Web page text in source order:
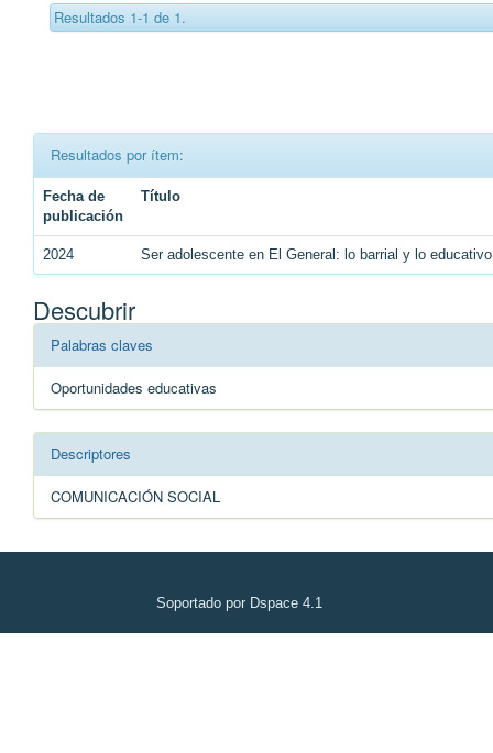
Resultados 1-1 de 1.
Resultados por ítem:
Fecha de
publicación
Título
2024 Ser adolescente en El General: lo barrial y lo
Descubrir
Palabras claves
Oportunidades educativas
Descriptores
COMUNICACIÓN SOCIAL
Soportado por Dspace 4.1